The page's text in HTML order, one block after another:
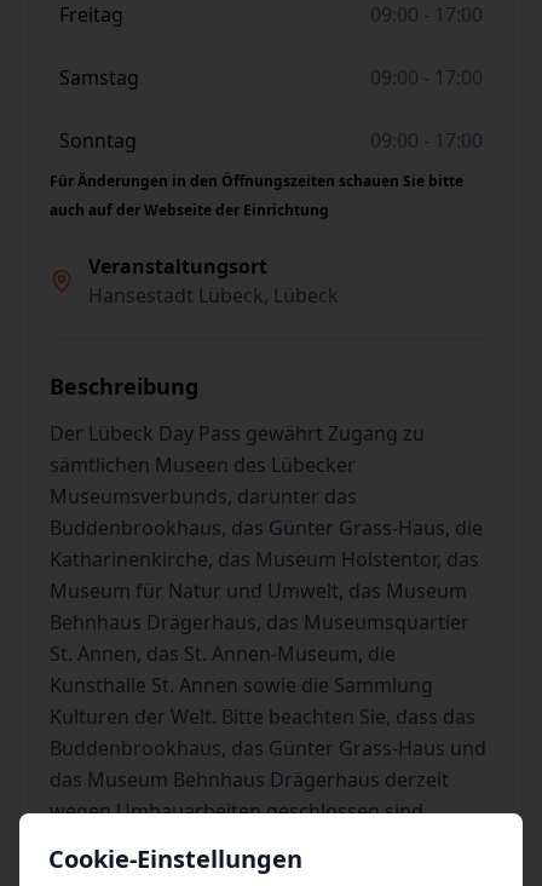
Freitag 09:00 - 17:00
Samstag 09:00 - 17:00
Sonntag 09:00 - 17:00
Für Änderungen in den Öffnungszeiten schauen Sie bitte
auch auf der Webseite der Einrichtung
Veranstaltungsort
Hansestadt Lübeck, Lübeck
Beschreibung
Der Lübeck Day Pass gewährt Zugang zu
sämtlichen Museen des Lübecker
Museumsverbunds, darunter das
Buddenbrookhaus, das Günter Grass-Haus, die
Katharinenkirche, das Museum Holstentor, das
Museum für Natur und Umwelt, das Museum
Behnhaus Drägerhaus, das Museumsquartier
St. Annen, das St. Annen-Museum, die
Kunsthalle St. Annen sowie die Sammlung
Kulturen der Welt. Bitte beachten Sie, dass das
Buddenbrookhaus, das Günter Grass-Haus und
das Museum Behnhaus Drägerhaus derzeit
wegen Umbauarbeiten geschlossen sind.
Der Lübeck Day Pass Plus enthält alle
Cookie-Einstellungen